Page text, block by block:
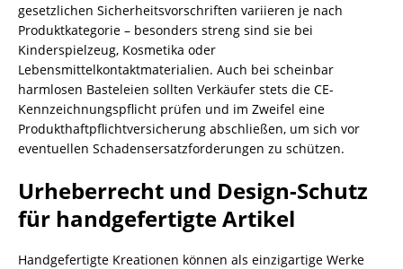
gesetzlichen Sicherheitsvorschriften variieren je nach
Produktkategorie – besonders streng sind sie bei
Kinderspielzeug, Kosmetika oder
Lebensmittelkontaktmaterialien. Auch bei scheinbar
harmlosen Basteleien sollten Verkäufer stets die CE-
Kennzeichnungspflicht prüfen und im Zweifel eine
Produkthaftpflichtversicherung abschließen, um sich vor
eventuellen Schadensersatzforderungen zu schützen.
Urheberrecht und Design-Schutz
für handgefertigte Artikel
Handgefertigte Kreationen können als einzigartige Werke